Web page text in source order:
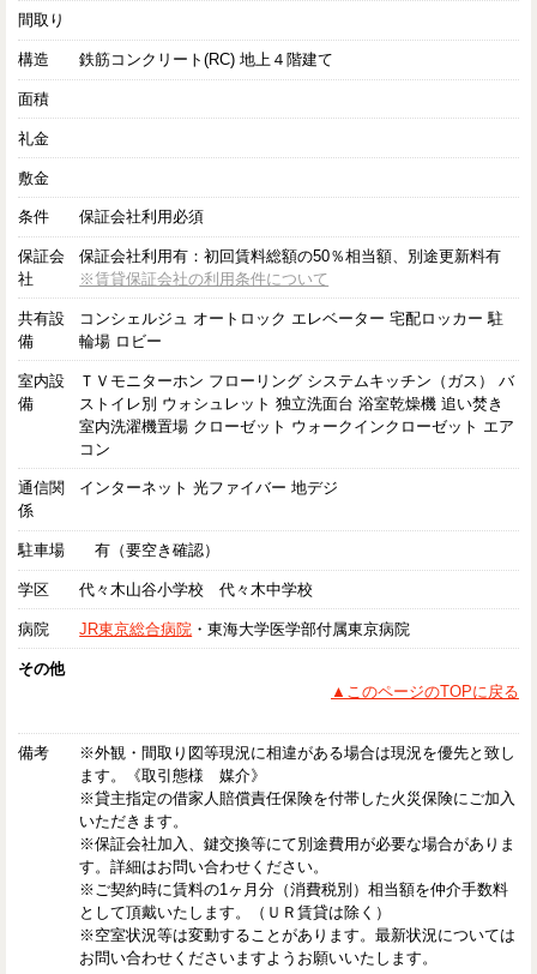
間取り
構造 鉄筋コンクリート(RC) 地上４階建て
面積
礼金
敷金
条件 保証会社利用必須
保証会
社
保証会社利用有：初回賃料総額の50％相当額、別途更新料有
※賃貸保証会社の利用条件について
共有設
備
コンシェルジュ オートロック エレベーター 宅配ロッカー 駐
輪場 ロビー
室内設
備
ＴＶモニターホン フローリング システムキッチン（ガス） バ
ストイレ別 ウォシュレット 独立洗面台 浴室乾燥機 追い焚き
室内洗濯機置場 クローゼット ウォークインクローゼット エア
コン
通信関
係
インターネット 光ファイバー 地デジ
駐車場 有（要空き確認）
学区 代々木山谷小学校 代々木中学校
病院 JR東京総合病院 ・東海大学医学部付属東京病院
その他
▲このページのTOPに戻る
備考
※外観・間取り図等現況に相違がある場合は現況を優先と致し
ます。《取引態様 媒介》
※貸主指定の借家人賠償責任保険を付帯した火災保険にご加入
いただきます。
※保証会社加入、鍵交換等にて別途費用が必要な場合がありま
す。詳細はお問い合わせください。
※ご契約時に賃料の1ヶ月分（消費税別）相当額を仲介手数料
として頂戴いたします。（ＵＲ賃貸は除く）
※空室状況等は変動することがあります。最新状況については
お問い合わせくださいますようお願いいたします。